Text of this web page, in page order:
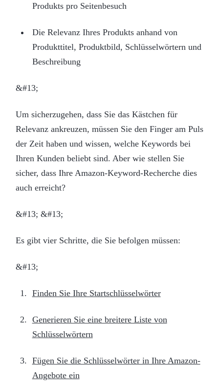
Produkts pro Seitenbesuch
Die Relevanz Ihres Produkts anhand von
Produkttitel, Produktbild, Schlüsselwörtern und
Beschreibung
&#13;
Um sicherzugehen, dass Sie das Kästchen für
Relevanz ankreuzen, müssen Sie den Finger am Puls
der Zeit haben und wissen, welche Keywords bei
Ihren Kunden beliebt sind. Aber wie stellen Sie
sicher, dass Ihre Amazon-Keyword-Recherche dies
auch erreicht?
&#13; &#13;
Es gibt vier Schritte, die Sie befolgen müssen:
&#13;
Finden Sie Ihre Startschlüsselwörter
Generieren Sie eine breitere Liste von
Schlüsselwörtern
Fügen Sie die Schlüsselwörter in Ihre Amazon-
Angebote ein